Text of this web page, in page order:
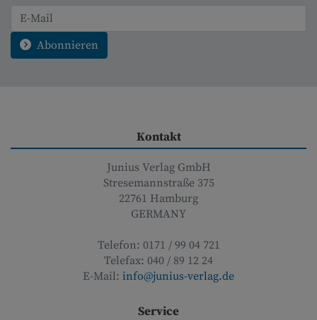
Abonnieren
Kontakt
Junius Verlag GmbH
Stresemannstraße 375
22761 Hamburg
GERMANY
Telefon: 0171 / 99 04 721
Telefax: 040 / 89 12 24
E-Mail: info@junius-verlag.de
Service